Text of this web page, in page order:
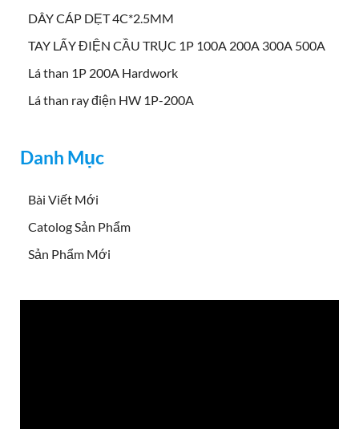
DÂY CÁP DẸT 4C*2.5MM
TAY LẤY ĐIỆN CẦU TRỤC 1P 100A 200A 300A 500A
Lá than 1P 200A Hardwork
Lá than ray điện HW 1P-200A
Danh Mục
Bài Viết Mới
Catolog Sản Phẩm
Sản Phẩm Mới